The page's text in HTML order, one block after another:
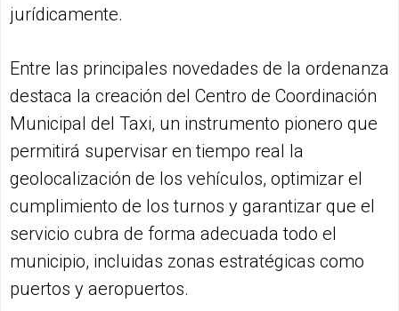
jurídicamente.
Entre las principales novedades de la ordenanza
destaca la creación del Centro de Coordinación
Municipal del Taxi, un instrumento pionero que
permitirá supervisar en tiempo real la
geolocalización de los vehículos, optimizar el
cumplimiento de los turnos y garantizar que el
servicio cubra de forma adecuada todo el
municipio, incluidas zonas estratégicas como
puertos y aeropuertos.